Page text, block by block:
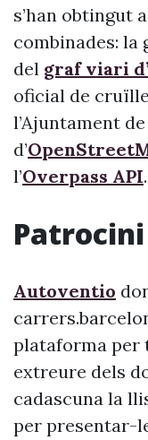
s’han obtingut
combinades:
del graf viari
oficial de
l’Ajuntament
d’
l’Overpass API.
Patrocini
Autoventio
plataforma per
extreure dels
cadascuna la
per presentar-